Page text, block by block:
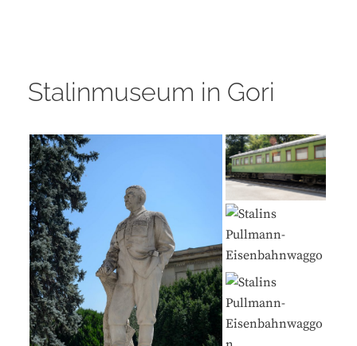
Stalinmuseum in Gori